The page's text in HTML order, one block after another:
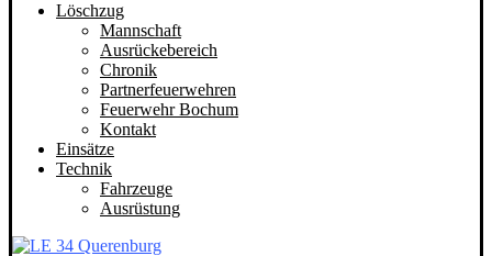
Löschzug
Mannschaft
Ausrückebereich
Chronik
Partnerfeuerwehren
Feuerwehr Bochum
Kontakt
Einsätze
Technik
Fahrzeuge
Ausrüstung